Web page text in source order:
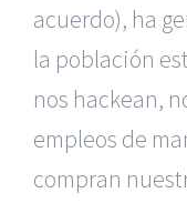
acuerdo), ha
la población
nos hackean,
empleos de
compran